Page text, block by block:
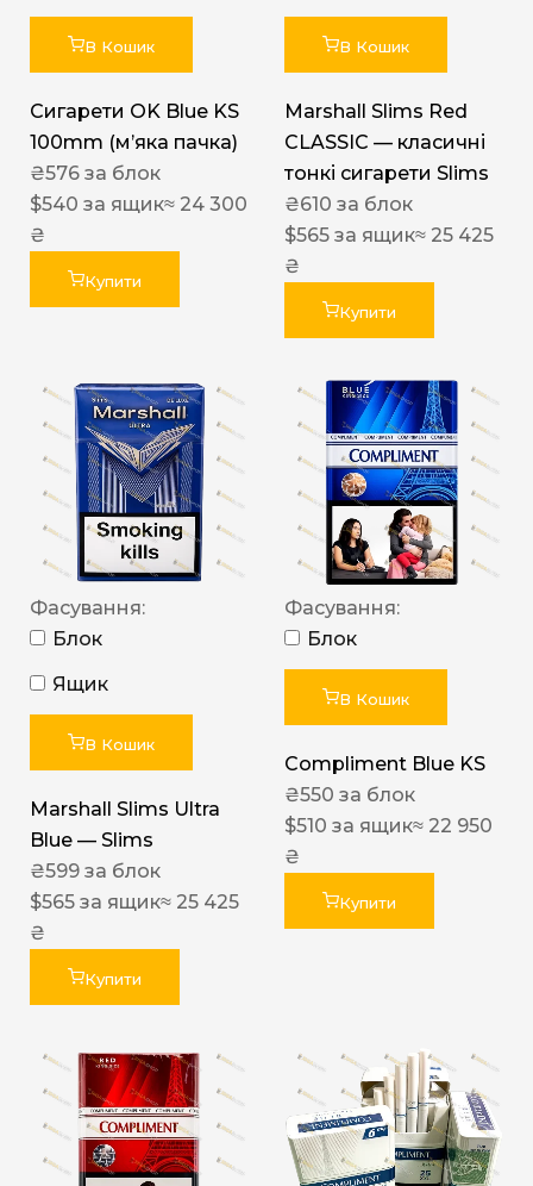
В Кошик
Сигарети OK Blue KS
100mm (м’яка пачка)
₴576 за блок
$540 за ящик≈ 24 300
₴
Купити
В Кошик
Marshall Slims Red
CLASSIC — класичні
тонкі сигарети Slims
₴610 за блок
$565 за ящик≈ 25 425
₴
Купити
Фасування:
Блок
Ящик
В Кошик
Marshall Slims Ultra
Blue — Slims
₴599 за блок
$565 за ящик≈ 25 425
₴
Купити
Фасування:
Блок
В Кошик
Compliment Blue KS
₴550 за блок
$510 за ящик≈ 22 950
₴
Купити